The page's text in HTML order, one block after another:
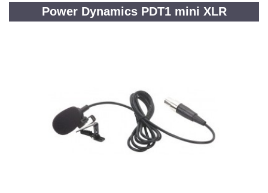
NOVITETI
Power Dynamics PDT1 mini XLR